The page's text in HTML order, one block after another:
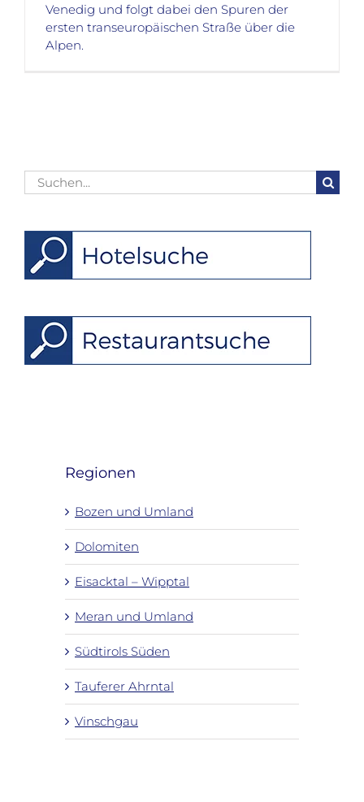
Venedig und folgt dabei den Spuren der
ersten transeuropäischen Straße über die
Alpen.
Suche
nach:
Regionen
Bozen und Umland
Dolomiten
Eisacktal – Wipptal
Meran und Umland
Südtirols Süden
Tauferer Ahrntal
Vinschgau